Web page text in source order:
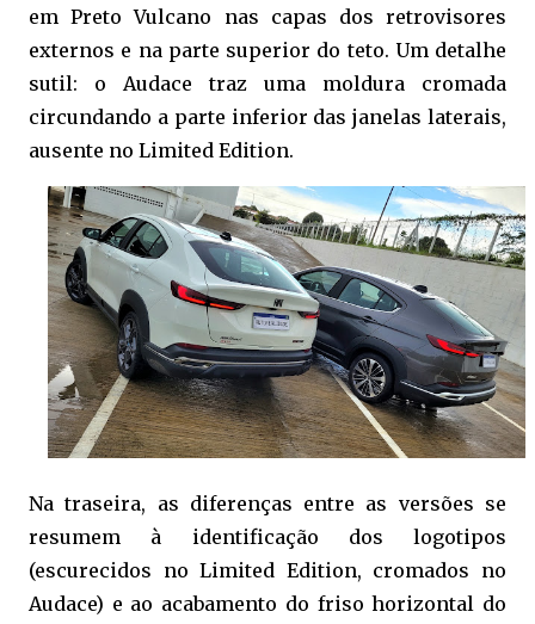
em Preto Vulcano nas capas dos retrovisores
externos e na parte superior do teto. Um detalhe
sutil: o Audace traz uma moldura cromada
circundando a parte inferior das janelas laterais,
ausente no Limited Edition.
Na traseira, as diferenças entre as versões se
resumem à identificação dos logotipos
(escurecidos no Limited Edition, cromados no
Audace) e ao acabamento do friso horizontal do